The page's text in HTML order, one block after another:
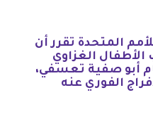
المتحدة تقرر أن
الأطفال الغزاوي
أبو صفية تعسفي،
الفوري عنه